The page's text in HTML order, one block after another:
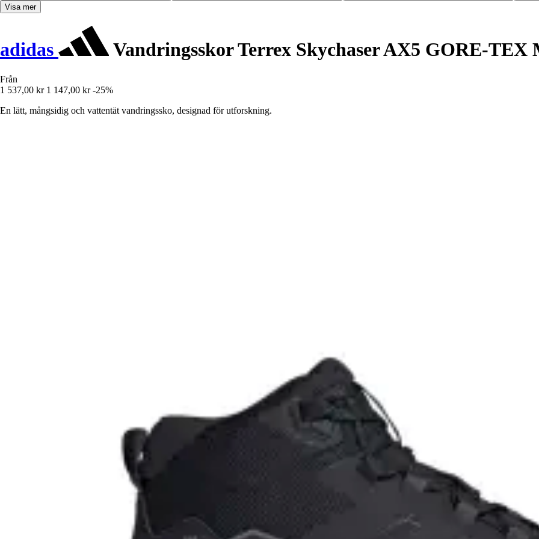
Visa mer
adidas Vandringsskor Terrex Skychaser AX5 GORE-TEX
Från
1 537,00 kr 1 147,00 kr -25%
En lätt, mångsidig och vattentät vandringssko, designad för utforskning.